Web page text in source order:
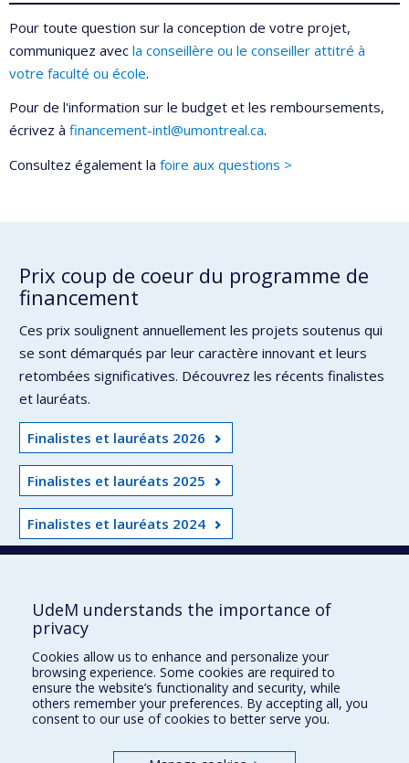
Pour toute question sur la conception de votre projet,
communiquez avec la conseillère ou le conseiller attitré à
votre faculté ou école.
Pour de l'information sur le budget et les remboursements,
écrivez à financement-intl@umontreal.ca.
Consultez également la foire aux questions >
Prix coup de coeur du programme de
financement
Ces prix soulignent annuellement les projets soutenus qui
se sont démarqués par leur caractère innovant et leurs
retombées significatives. Découvrez les récents finalistes
et lauréats.
Finalistes et lauréats 2026
Finalistes et lauréats 2025
Finalistes et lauréats 2024
UdeM international
3744, rue Jean-Brillant
Bureau 581, 5e étage
Montréal (Québec)
Canada H3T 1P1
UdeM understands the importance of
privacy
Cookies allow us to enhance and personalize your
browsing experience. Some cookies are required to
ensure the website’s functionality and security, while
others remember your preferences. By accepting all, you
consent to our use of cookies to better serve you.